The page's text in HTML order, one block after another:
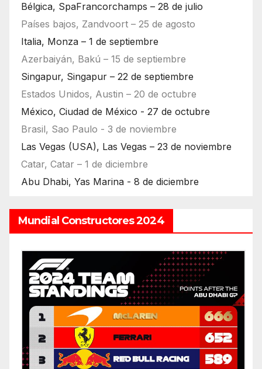
Bélgica, SpaFrancorchamps – 28 de julio
Países bajos, Zandvoort – 25 de agosto
Italia, Monza – 1 de septiembre
Azerbaiyán, Bakú – 15 de septiembre
Singapur, Singapur – 22 de septiembre
Estados Unidos, Austin – 20 de octubre
México, Ciudad de México - 27 de octubre
Brasil, Sao Paulo - 3 de noviembre
Las Vegas (USA), Las Vegas – 23 de noviembre
Catar, Catar – 1 de diciembre
Abu Dhabi, Yas Marina - 8 de diciembre
Mundial Constructores 2024